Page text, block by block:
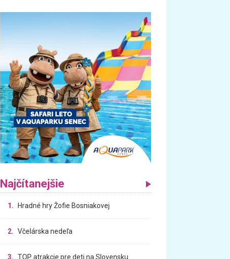
Najčítanejšie
1. Hradné hry Žofie Bosniakovej
2. Včelárska nedeľa
3. TOP atrakcie pre deti na Slovensku